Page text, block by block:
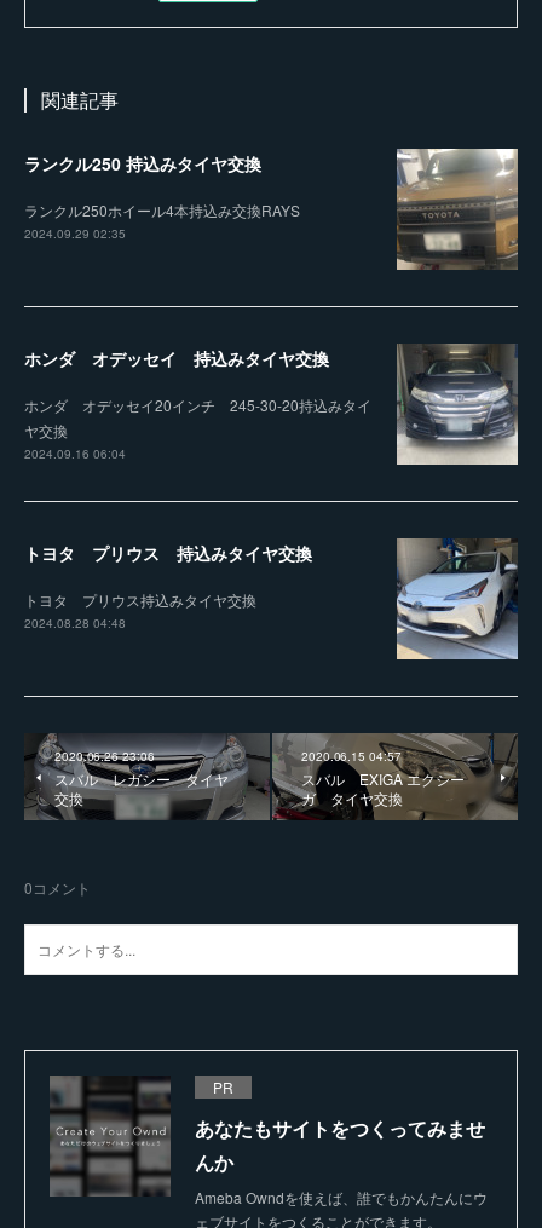
関連記事
ランクル250 持込みタイヤ交換
ランクル250ホイール4本持込み交換RAYS
2024.09.29 02:35
ホンダ オデッセイ 持込みタイヤ交換
ホンダ オデッセイ20インチ 245-30-20持込みタイ
ヤ交換
2024.09.16 06:04
トヨタ プリウス 持込みタイヤ交換
トヨタ プリウス持込みタイヤ交換
2024.08.28 04:48
2020.06.26 23:06
スバル レガシー タイヤ
交換
2020.06.15 04:57
スバル EXIGA エクシー
ガ タイヤ交換
0コメント
PR
あなたもサイトをつくってみませ
んか
Ameba Owndを使えば、誰でもかんたんにウ
ェブサイトをつくることができます。